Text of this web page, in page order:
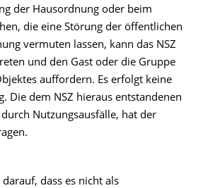
der Hausordnung oder beim
die eine Störung der öffentlichen
vermuten lassen, kann das NSZ
und den Gast oder die Gruppe
auffordern. Es erfolgt keine
Die dem NSZ hieraus entstandenen
Nutzungsausfälle, hat der
dass es nicht als